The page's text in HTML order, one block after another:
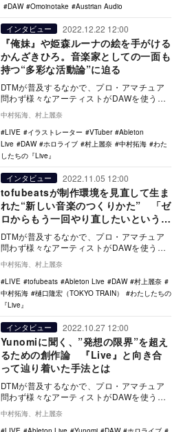
DAW
Omoinotake Austrian Audio
インタビュー 2022.12.22 12:00
『俺妹』や姫森ルーナの絵を手がける
かんざきひろ。音楽家としての一面も
持つ“多彩な活動論”に迫る
DTMが普及するなかで、プロ・アマチュア
問わず様々なアーティストがDAWを使うよ
うになった時代。アーティストたちはどの
ような理由…
中村拓海、村上麗奈
LIVE
イラストレーター VTuber
Ableton
Live
DAW ホロライブ 村上麗奈 中村拓海
わた
したちの『Live』
インタビュー 2022.11.05 12:00
tofubeatsが制作環境を見直して生ま
れた“新しい音楽のつくりかた” 「ゼ
ロからもう一回やり直したいという気
持ちがあった」
DTMが普及するなかで、プロ・アマチュア
問わず様々なアーティストがDAWを使うよ
うになった時代。アーティストたちはどの
ような理由…
中村拓海、村上麗奈
LIVE
tofubeats Ableton Live DAW
村上麗奈
中村拓海
樋口隆宏（TOKYO TRAIN）
わたしたちの
『Live』
インタビュー 2022.10.27 12:00
Yunomiに聞く、”発想の限界”を超え
るための創作論 『Live』と向き合
って辿り着いた手法とは
DTMが普及するなかで、プロ・アマチュア
問わず様々なアーティストがDAWを使うよ
うになった時代。アーティストたちはどの
ような理由…
中村拓海、村上麗奈